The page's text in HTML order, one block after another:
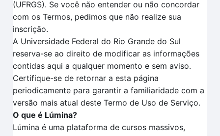
(UFRGS). Se você não entender ou não concordar
com os Termos, pedimos que não realize sua
inscrição.
A Universidade Federal do Rio Grande do Sul
reserva-se ao direito de modificar as informações
contidas aqui a qualquer momento e sem aviso.
Certifique-se de retornar a esta página
periodicamente para garantir a familiaridade com a
versão mais atual deste Termo de Uso de Serviço.
O que é Lúmina?
Lúmina é uma plataforma de cursos massivos,